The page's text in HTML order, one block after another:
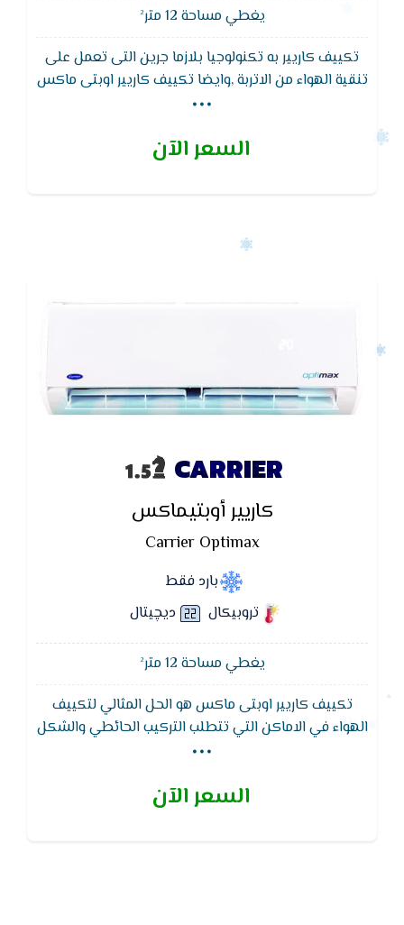
يغطي مساحة 12 متر²
تكييف كاريير به تكنولوجيا بلازما جرين التى تعمل على
تنقية الهواء من الاتربة ,وايضا تكييف كاريير اوبتى ماكس
يتميز بوظيفة التنظيف الذاتى لجهاز التكييف لتجفيف
...
السعر الآن
CARRIER
كاريير أوبتيماكس
Carrier Optimax
بارد فقط
تروبيكال
ديچيتال
يغطي مساحة 12 متر²
تكييف كاريير اوبتى ماكس هو الحل المثالي لتكييف
الهواء في الاماكن التي تتطلب التركيب الحائطي والشكل
الجمالى ويتميز تكييف كاريير بافضل توزيع للهواء واقل
الصامت
...
السعر الآن